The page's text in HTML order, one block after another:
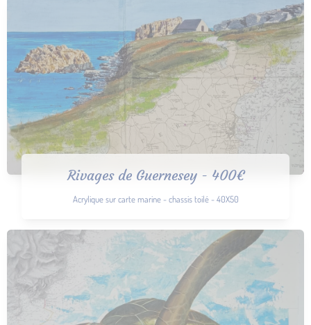
Rivages de Guernesey - 400€
Acrylique sur carte marine - chassis toilé - 40X50